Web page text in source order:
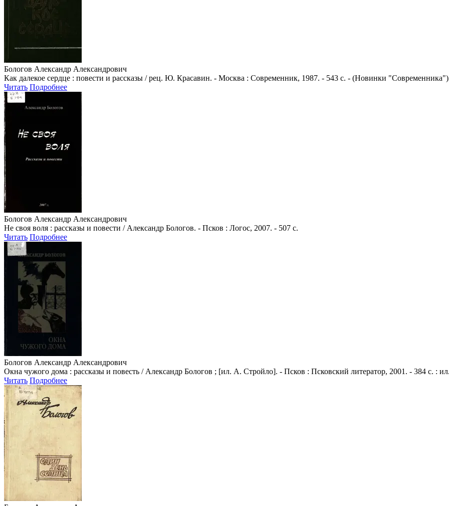
Бологов Александр Александрович
Как далекое сердце : повести и рассказы / рец. Ю. Красавин. - Москва : Современник, 1987. - 543 с. - (Новинки
Читать Подробнее
Бологов Александр Александрович
Не своя воля : рассказы и повести / Александр Бологов. - Псков : Логос, 2007. - 507 с.
Читать Подробнее
Бологов Александр Александрович
Окна чужого дома : рассказы и повесть / Александр Бологов ; [ил. А. Стройло]. - Псков : Псковский литератор, 2001. - 384 с. :
Читать Подробнее